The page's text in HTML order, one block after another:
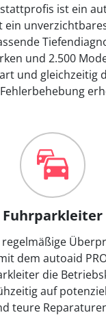
ist ein
ein
und 2.500
und gleichzeitig
Fuhrparkleiter
dem autoaid
die
auf
teure